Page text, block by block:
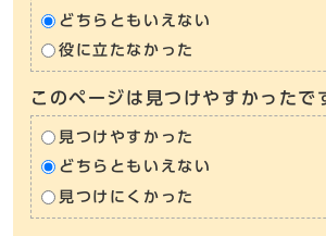
どちらともいえない
役に立たなかった
このページは見つけやすかったで
見つけやすかった
どちらともいえない
見つけにくかった